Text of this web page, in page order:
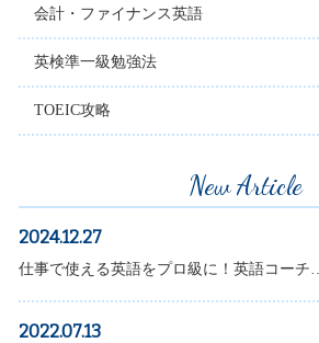
会計・ファイナンス英語
英検準一級勉強法
TOEIC攻略
New Article
2024.12.27
仕事で使える英語をプロ級に！英語コーチ…
2022.07.13